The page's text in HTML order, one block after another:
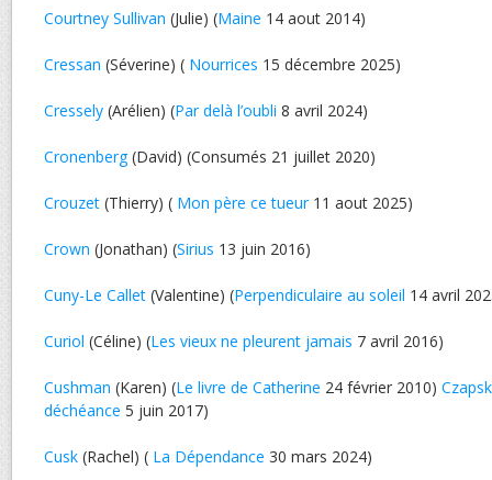
Courtney Sullivan (Julie) (Maine 14 aout 2014)
Cressan (Séverine) ( Nourrices 15 décembre 2025)
Cressely (Arélien) (Par delà l’oubli 8 avril 2024)
Cronenberg(David) (Consumés 21 juillet 2020)
Crouzet (Thierry) ( Mon père ce tueur11 aout 2025)
Crown (Jonathan) (Sirius 13 juin 2016)
Cuny-Le Callet (Valentine) (Perpendiculaire au soleil 14 avril
Curiol (Céline) (Les vieux ne pleurent jamais 7 avril 2016)
Cushman (Karen) (Le livre de Catherine 24 février 2010)
déchéance 5 juin 2017)
Cusk (Rachel) ( La Dépendance 30 mars 2024)